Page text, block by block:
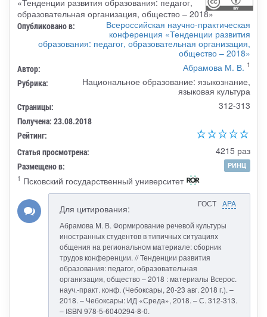
Опубликовано в:
Всероссийская научно-практическая
конференция «Тенденции развития
образования: педагог, образовательная организация,
общество – 2018»
Автор: Абрамова М. В. 1
Рубрика:
Национальное образование: языкознание,
языковая культура
Страницы: 312-313
Получена: 23.08.2018
Рейтинг:
Статья просмотрена:
4215 раз
Размещено в:
РИНЦ
1 Псковский государственный университет
ГОСТ APA
Для цитирования:
Абрамова М. В. Формирование речевой культуры
иностранных студентов в типичных ситуациях
общения на региональном материале: сборник
трудов конференции. // Тенденции развития
образования: педагог, образовательная
организация, общество – 2018 : материалы Всерос.
науч.-практ. конф. (Чебоксары, 20-23 авг. 2018 г.). –
2018. – Чебоксары: ИД «Среда», 2018. – С. 312-313.
– ISBN 978-5-6040294-8-0.